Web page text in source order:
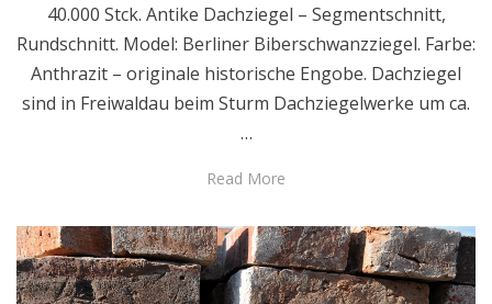
40.000 Stck. Antike Dachziegel – Segmentschnitt,
Rundschnitt. Model: Berliner Biberschwanzziegel. Farbe:
Anthrazit – originale historische Engobe. Dachziegel
sind in Freiwaldau beim Sturm Dachziegelwerke um ca.
…
Read More